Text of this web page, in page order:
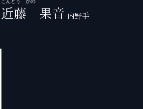
こんどう かの
近藤 果音 内野手